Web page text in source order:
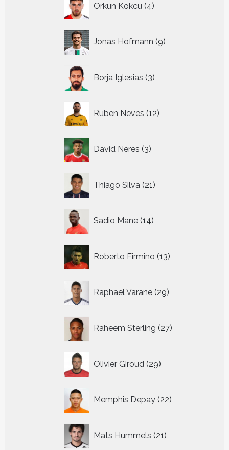
Orkun Kokcu 4
producten
Jonas Hofmann 9
producten
Borja Iglesias 3
producten
Ruben Neves 12
producten
David Neres 3
producten
Thiago Silva 21
producten
Sadio Mane 14
producten
Roberto Firmino 13
producten
Raphael Varane 29
producten
Raheem Sterling 27
producten
Olivier Giroud 29
producten
Memphis Depay 22
producten
Mats Hummels 21
producten